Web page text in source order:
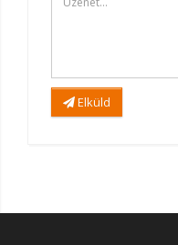
Elküld